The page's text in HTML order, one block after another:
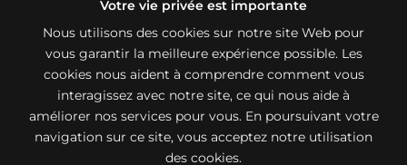
Liens utiles
Politique de cookies
Politique de confidentialité
Votre vie privée est importante
Nous utilisons des cookies sur notre site Web pour
vous garantir la meilleure expérience possible. Les
cookies nous aident à comprendre comment vous
interagissez avec notre site, ce qui nous aide à
améliorer nos services pour vous. En poursuivant votre
navigation sur ce site, vous acceptez notre utilisation
des cookies.